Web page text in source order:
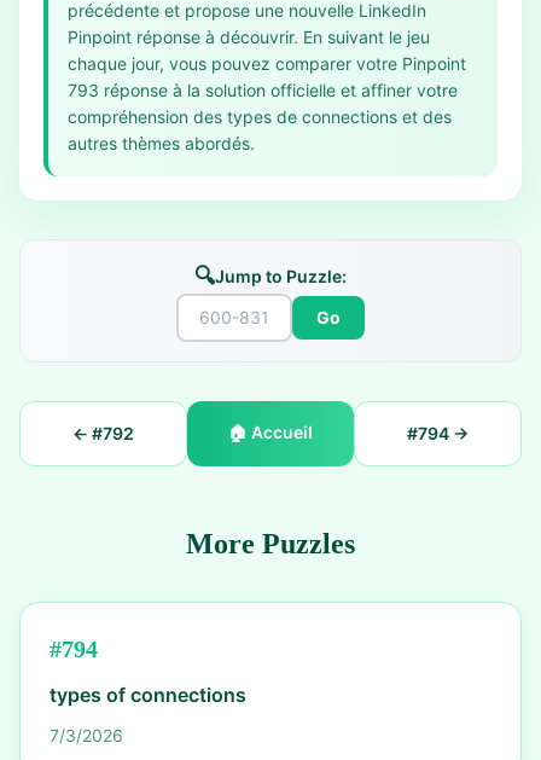
précédente et propose une nouvelle LinkedIn
Pinpoint réponse à découvrir. En suivant le jeu
chaque jour, vous pouvez comparer votre Pinpoint
793 réponse à la solution officielle et affiner votre
compréhension des types de connections et des
autres thèmes abordés.
🔍Jump to Puzzle:
Go
← #792 🏠 Accueil #794→
More Puzzles
#794
types of connections
7/3/2026